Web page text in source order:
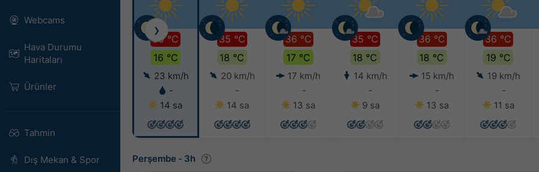
Webcams
Hava Durumu
Haritaları​
Ürünler
Tahmin
Dış Mekan & Spor
35 °C
16 °C
23 km/h
-
14 sa
35 °C
18 °C
20 km/h
-
14 sa
36 °C
17 °C
17 km/h
-
13 sa
35 °C
18 °C
14 km/h
-
9 sa
36 °C
18 °C
15 km/h
-
13 sa
36 °C
19 °C
19 km/h
-
11 sa
❯
Perşembe - 3h